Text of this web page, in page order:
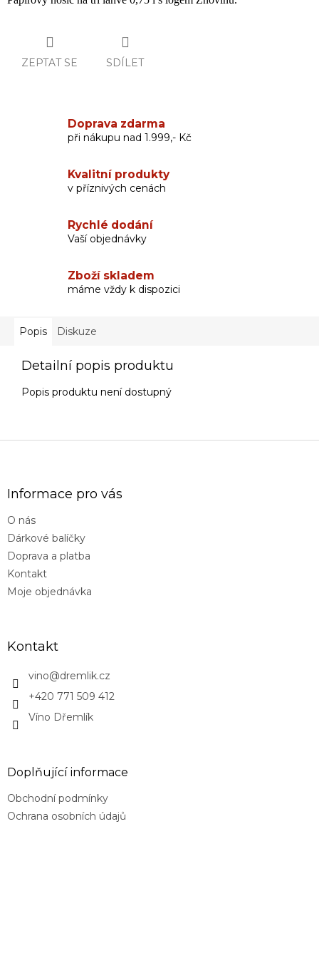
ZEPTAT SE SDÍLET
Doprava zdarma
při nákupu nad 1.999,- Kč
Kvalitní produkty
v příznivých cenách
Rychlé dodání
Vaší objednávky
Zboží skladem
máme vždy k dispozici
Popis Diskuze
Detailní popis produktu
Popis produktu není dostupný
Informace pro vás
O nás
Dárkové balíčky
Doprava a platba
Kontakt
Moje objednávka
Kontakt
vino@dremlik.cz
+420 771 509 412
Víno Dřemlík
Doplňující informace
Obchodní podmínky
Ochrana osobních údajů